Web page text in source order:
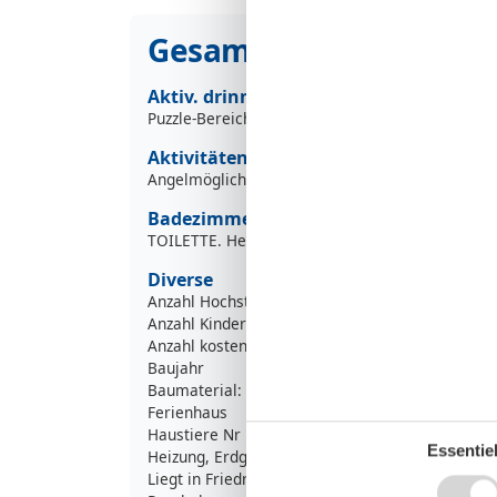
Gesamte Ausstattung
Aktiv. drinnen
Puzzle-Bereich
Aktivitäten
Angelmöglichkeit, Fluss
Badezimmer
TOILETTE. Heißes und kaltes Wasser
Diverse
Anzahl Hochstühle
Anzahl Kinderbetten
Anzahl kostenloser Kinder (<4 Jahre)
Baujahr
Baumaterial: Holz
Ferienhaus
Haustiere Nr
Heizung, Erdgas
Liegt in Friedrichskoog